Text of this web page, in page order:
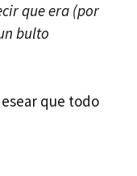
que era (por
bulto
que todo